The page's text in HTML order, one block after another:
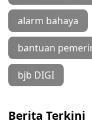
alarm bahaya
bantuan
bjb DIGI
Berita Terkini